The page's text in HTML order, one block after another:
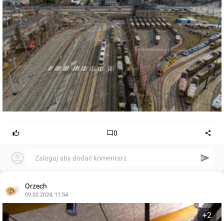
0
Zaloguj aby dodać komentarz
Orzech
09.02.2024, 11:54
+2